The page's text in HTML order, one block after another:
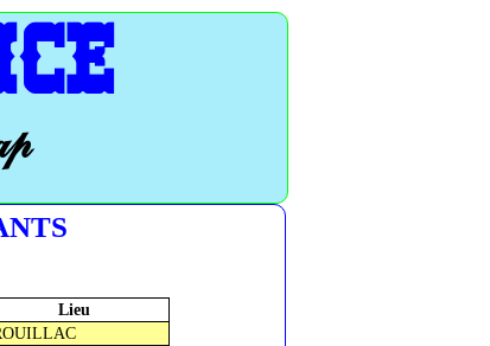
Lieu